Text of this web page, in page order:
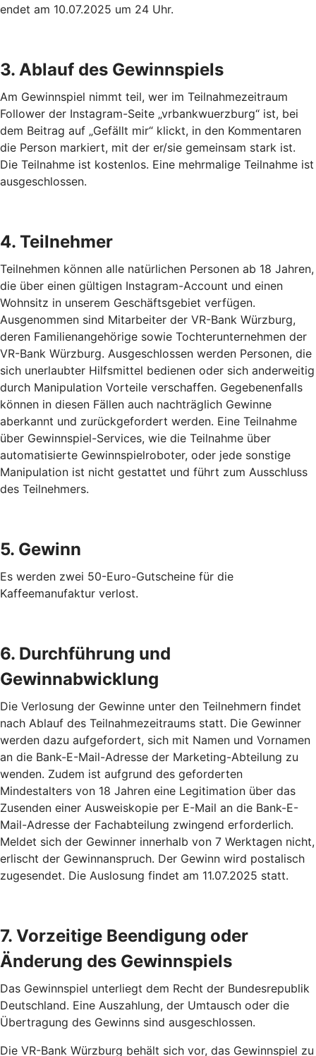
endet am 10.07.2025 um 24 Uhr.
3. Ablauf des Gewinnspiels
Am Gewinnspiel nimmt teil, wer im Teilnahmezeitraum
Follower der Instagram-Seite „vrbankwuerzburg“ ist, bei
dem Beitrag auf „Gefällt mir“ klickt, in den Kommentaren
die Person markiert, mit der er/sie gemeinsam stark ist.
Die Teilnahme ist kostenlos. Eine mehrmalige Teilnahme ist
ausgeschlossen.
4. Teilnehmer
Teilnehmen können alle natürlichen Personen ab 18 Jahren,
die über einen gültigen Instagram-Account und einen
Wohnsitz in unserem Geschäftsgebiet verfügen.
Ausgenommen sind Mitarbeiter der VR-Bank Würzburg,
deren Familienangehörige sowie Tochterunternehmen der
VR-Bank Würzburg. Ausgeschlossen werden Personen, die
sich unerlaubter Hilfsmittel bedienen oder sich anderweitig
durch Manipulation Vorteile verschaffen. Gegebenenfalls
können in diesen Fällen auch nachträglich Gewinne
aberkannt und zurückgefordert werden. Eine Teilnahme
über Gewinnspiel-Services, wie die Teilnahme über
automatisierte Gewinnspielroboter, oder jede sonstige
Manipulation ist nicht gestattet und führt zum Ausschluss
des Teilnehmers.
5. Gewinn
Es werden zwei 50-Euro-Gutscheine für die
Kaffeemanufaktur verlost.
6. Durchführung und
Gewinnabwicklung
Die Verlosung der Gewinne unter den Teilnehmern findet
nach Ablauf des Teilnahmezeitraums statt. Die Gewinner
werden dazu aufgefordert, sich mit Namen und Vornamen
an die Bank-E-Mail-Adresse der Marketing-Abteilung zu
wenden. Zudem ist aufgrund des geforderten
Mindestalters von 18 Jahren eine Legitimation über das
Zusenden einer Ausweiskopie per E-Mail an die Bank-E-
Mail-Adresse der Fachabteilung zwingend erforderlich.
Meldet sich der Gewinner innerhalb von 7 Werktagen nicht,
erlischt der Gewinnanspruch. Der Gewinn wird postalisch
zugesendet. Die Auslosung findet am 11.07.2025 statt.
7. Vorzeitige Beendigung oder
Änderung des Gewinnspiels
Das Gewinnspiel unterliegt dem Recht der Bundesrepublik
Deutschland. Eine Auszahlung, der Umtausch oder die
Übertragung des Gewinns sind ausgeschlossen.
Die VR-Bank Würzburg behält sich vor, das Gewinnspiel zu